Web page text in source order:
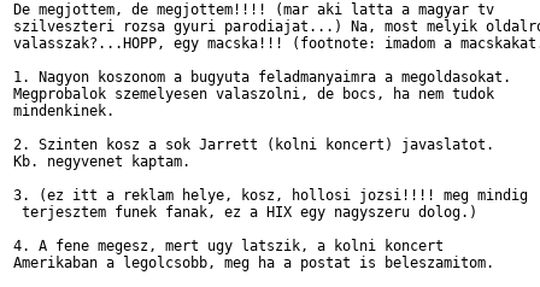
De megjottem, de megjottem!!!! (mar aki latta a magyar tv
szilveszteri rozsa gyuri parodiajat...) Na, most melyik
valasszak?...HOPP, egy macska!!! (footnote: imadom a
1. Nagyon koszonom a bugyuta feladmanyaimra a megoldasokat.
Megprobalok szemelyesen valaszolni, de bocs, ha nem tudok
mindenkinek.
2. Szinten kosz a sok Jarrett (kolni koncert) javaslatot.
Kb. negyvenet kaptam.
3. (ez itt a reklam helye, kosz, hollosi jozsi!!!! meg mindig
terjesztem funek fanak, ez a HIX egy nagyszeru dolog.)
4. A fene megesz, mert ugy latszik, a kolni koncert
Amerikaban a legolcsobb, meg ha a postat is beleszamitom.